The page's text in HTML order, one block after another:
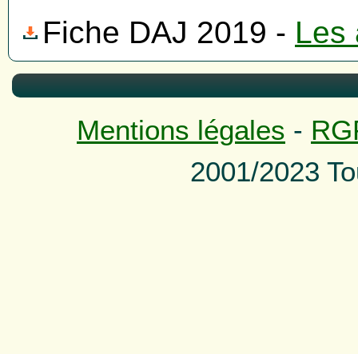
Fiche DAJ 2019 - Les
Mentions légales -
2001/2023